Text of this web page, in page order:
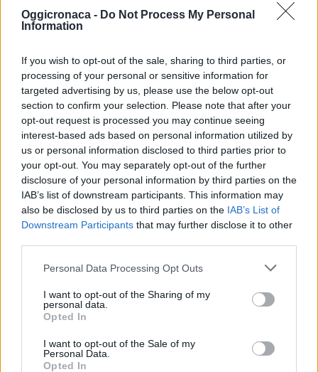
Oggicronaca - Do Not Process My Personal
Information
If you wish to opt-out of the sale, sharing to third parties, or
processing of your personal or sensitive information for
targeted advertising by us, please use the below opt-out
section to confirm your selection. Please note that after your
opt-out request is processed you may continue seeing
interest-based ads based on personal information utilized by
us or personal information disclosed to third parties prior to
your opt-out. You may separately opt-out of the further
disclosure of your personal information by third parties on the
IAB’s list of downstream participants. This information may
also be disclosed by us to third parties on the IAB’s List of
Downstream Participants that may further disclose it to other
Personal Data Processing Opt Outs
I want to opt-out of the Sharing of my
personal data.
Opted In
I want to opt-out of the Sale of my
Personal Data.
Opted In